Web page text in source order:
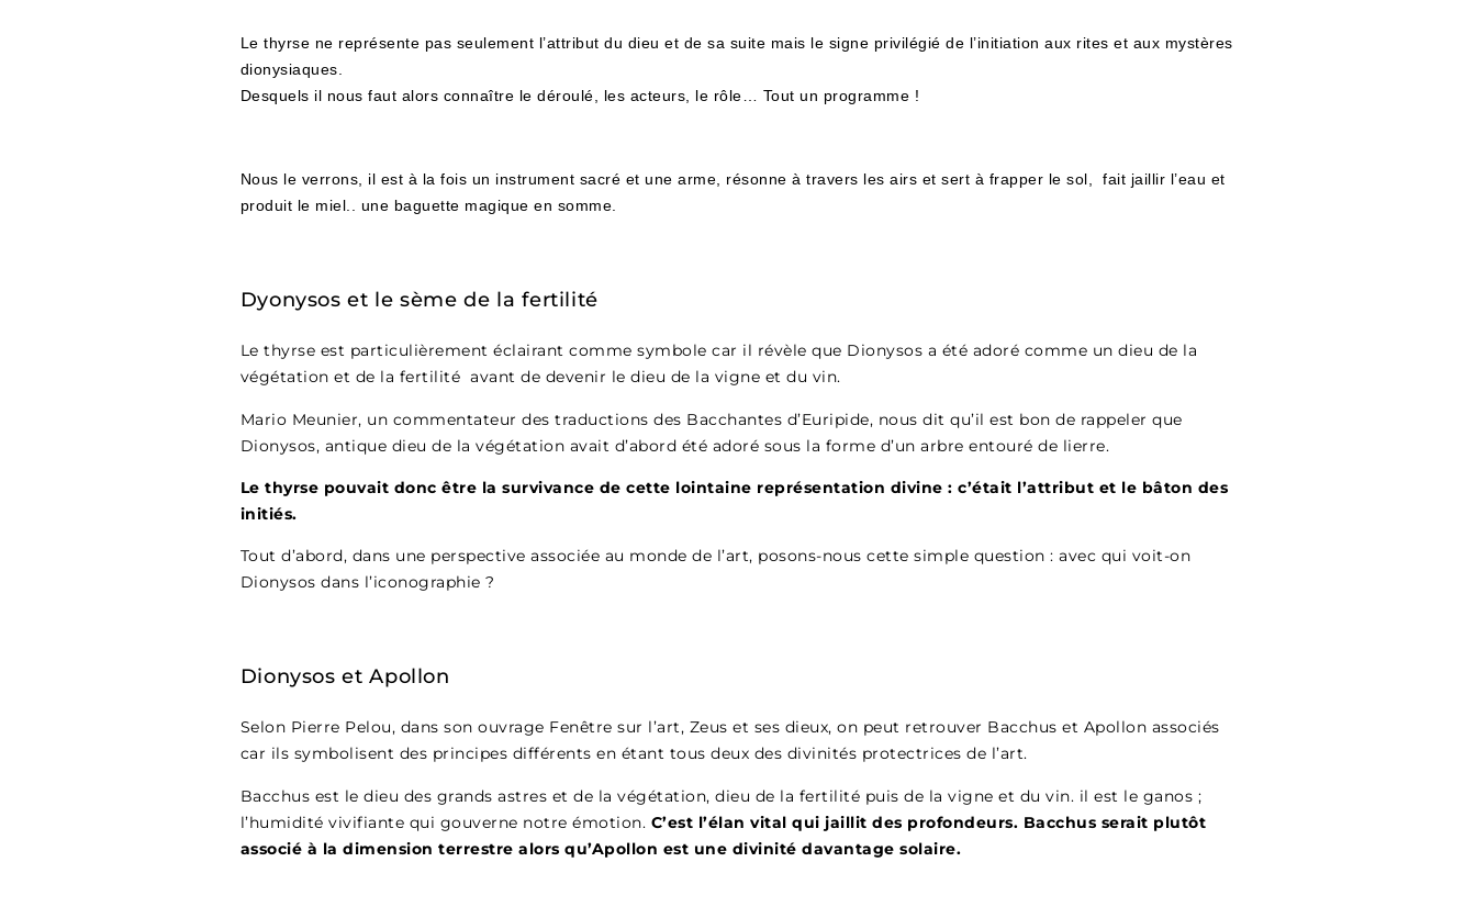
Le thyrse ne représente pas seulement l’attribut du dieu et de sa suite mais le signe privilégié de l’initiation aux rites et aux mystères
dionysiaques.
Desquels il nous faut alors connaître le déroulé, les acteurs, le rôle… Tout un programme !
Nous le verrons, il est à la fois un instrument sacré et une arme, résonne à travers les airs et sert à frapper le sol, fait jaillir l’eau et
produit le miel.. une baguette magique en somme.
Dyonysos et le sème de la fertilité
Le thyrse est particulièrement éclairant comme symbole car il révèle que Dionysos a été adoré comme un dieu de la
végétation et de la fertilité avant de devenir le dieu de la vigne et du vin.
Mario Meunier, un commentateur des traductions des Bacchantes d’Euripide, nous dit qu’il est bon de rappeler que
Dionysos, antique dieu de la végétation avait d’abord été adoré sous la forme d’un arbre entouré de lierre.
Le thyrse pouvait donc être la survivance de cette lointaine représentation divine : c’était l’attribut et le bâton des
initiés.
Tout d’abord, dans une perspective associée au monde de l’art, posons-nous cette simple question : avec qui voit-on
Dionysos dans l’iconographie ?
Dionysos et Apollon
Selon Pierre Pelou, dans son ouvrage Fenêtre sur l’art, Zeus et ses dieux, on peut retrouver Bacchus et Apollon associés
car ils symbolisent des principes différents en étant tous deux des divinités protectrices de l’art.
Bacchus est le dieu des grands astres et de la végétation, dieu de la fertilité puis de la vigne et du vin. il est le ganos ;
l’humidité vivifiante qui gouverne notre émotion. C’est l’élan vital qui jaillit des profondeurs. Bacchus serait plutôt
associé à la dimension terrestre alors qu’Apollon est une divinité davantage solaire.